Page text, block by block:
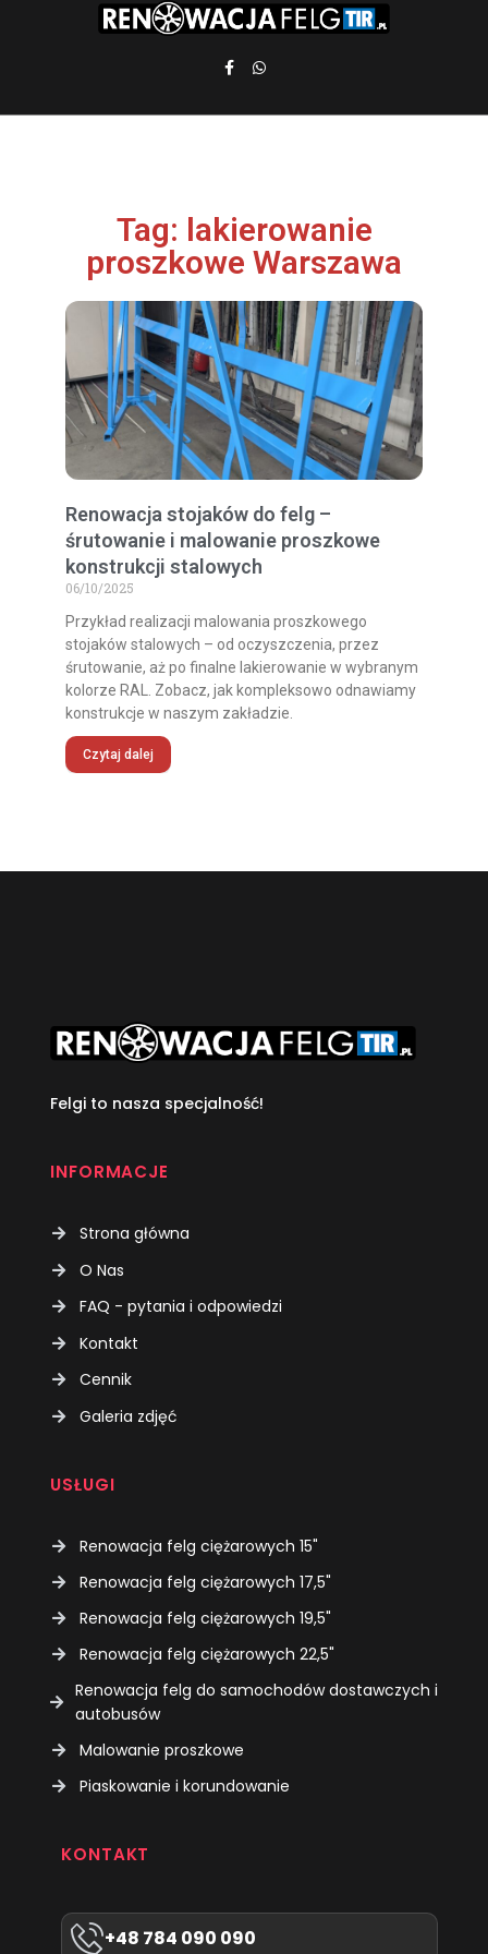
Tag: lakierowanie
proszkowe Warszawa
Renowacja stojaków do felg –
śrutowanie i malowanie proszkowe
konstrukcji stalowych
06/10/2025
Przykład realizacji malowania proszkowego
stojaków stalowych – od oczyszczenia, przez
śrutowanie, aż po finalne lakierowanie w wybranym
kolorze RAL. Zobacz, jak kompleksowo odnawiamy
konstrukcje w naszym zakładzie.
Czytaj dalej
Felgi to nasza specjalność!
INFORMACJE
Strona główna
O Nas
FAQ - pytania i odpowiedzi
Kontakt
Cennik
Galeria zdjęć
USŁUGI
Renowacja felg ciężarowych 15"
Renowacja felg ciężarowych 17,5"
Renowacja felg ciężarowych 19,5"
Renowacja felg ciężarowych 22,5"
Renowacja felg do samochodów dostawczych i
autobusów
Malowanie proszkowe
Piaskowanie i korundowanie
KONTAKT
+48 784 090 090